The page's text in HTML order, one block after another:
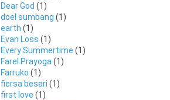
Dear God (1)
doel sumbang (1)
earth (1)
Evan Loss (1)
Every Summertime (1)
Farel Prayoga (1)
Farruko (1)
fiersa besari (1)
first love (1)